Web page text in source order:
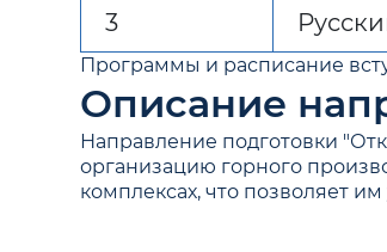
3
Программы и расписание
Описание
Направление подготовки
организацию горного
комплексах, что позволяет